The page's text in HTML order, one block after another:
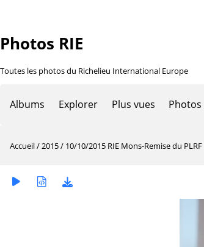
Photos RIE
Toutes les photos du Richelieu International Europe
Albums Explorer Plus vues
Accueil/2015/ 10/10/2015 RIE Mons-Remise du